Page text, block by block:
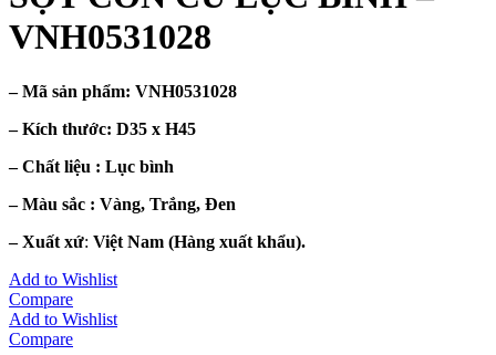
VNH0531028
– Mã sản phẩm: VNH0531028
– Kích thước: D35 x H45
– Chất liệu : Lục bình
– Màu sắc : Vàng, Trắng, Đen
– Xuất xứ: Việt Nam (Hàng xuất khẩu).
Add to Wishlist
Compare
Add to Wishlist
Compare